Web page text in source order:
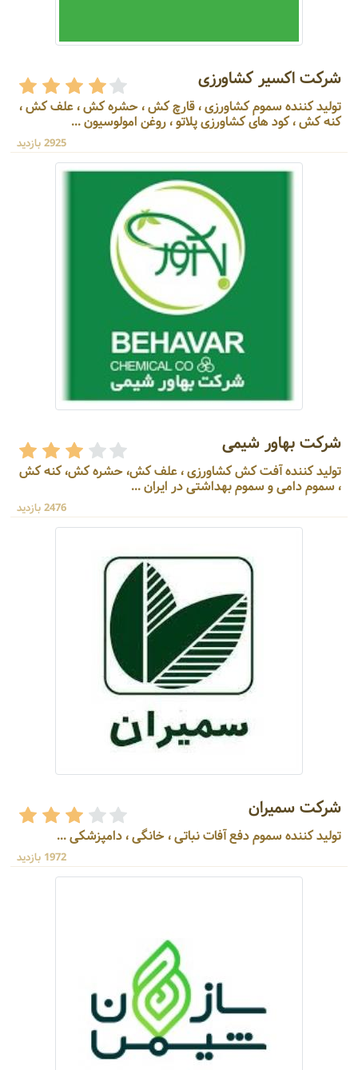
شرکت اکسیر کشاورزی
تولید کننده سموم کشاورزی ، قارچ کش ، حشره کش ، علف کش ،
کنه کش ، کود های کشاورزی پلاتو ، روغن امولوسیون ...
2925 بازدید
شرکت بهاور شیمی
تولید کننده آفت کش کشاورزی ، علف کش، حشره کش، کنه کش
، سموم دامی و سموم بهداشتی در ایران ...
2476 بازدید
شرکت سمیران
تولید کننده سموم دفع آفات نباتی ، خانگی ، دامپزشکی ...
1972 بازدید